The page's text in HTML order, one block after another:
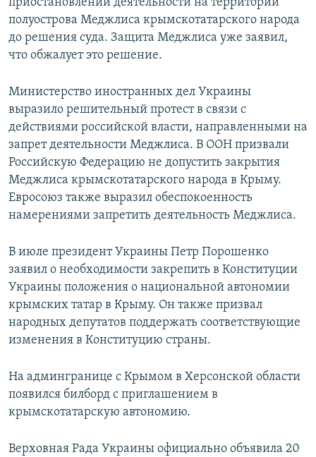
приостановлении деятельности на территории
полуострова Меджлиса крымскотатарского народа
до решения суда. Защита Меджлиса уже заявил,
что обжалует это решение.
Министерство иностранных дел Украины
выразило решительный протест в связи с
действиями российской власти, направленными на
запрет деятельности Меджлиса. В ООН призвали
Российскую Федерацию не допустить закрытия
Меджлиса крымскотатарского народа в Крыму.
Евросоюз также выразил обеспокоенность
намерениями запретить деятельность Меджлиса.
В июле президент Украины Петр Порошенко
заявил о необходимости закрепить в Конституции
Украины положения о национальной автономии
крымских татар в Крыму. Он также призвал
народных депутатов поддержать соответствующие
изменения в Конституцию страны.
На админгранице с Крымом в Херсонской области
появился билборд с приглашением в
крымскотатарскую автономию.
Верховная Рада Украины официально объявила 20